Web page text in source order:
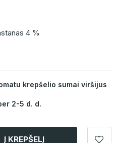
4 %
krepšelio sumai viršijus
2-5 d. d.
Į KREPŠELĮ